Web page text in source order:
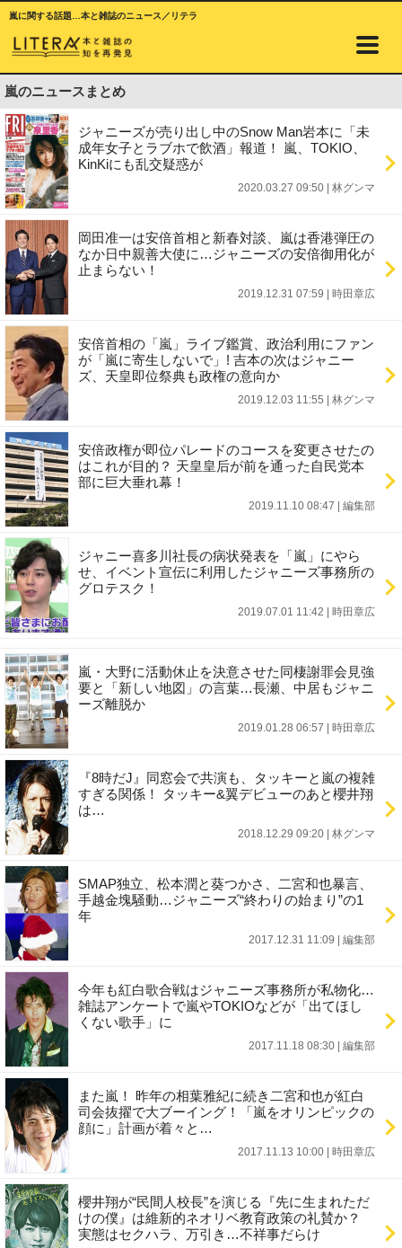
嵐に関する話題…本と雑誌のニュース／リテラ
嵐のニュースまとめ
ジャニーズが売り出し中のSnow Man岩本に「未
成年女子とラブホで飲酒」報道！ 嵐、TOKIO、
KinKiにも乱交疑惑が
2020.03.27 09:50 林グンマ
岡田准一は安倍首相と新春対談、嵐は香港弾圧の
なか日中親善大使に…ジャニーズの安倍御用化が
止まらない！
2019.12.31 07:59 時田章広
安倍首相の「嵐」ライブ鑑賞、政治利用にファン
が「嵐に寄生しないで」! 吉本の次はジャニー
ズ、天皇即位祭典も政権の意向か
2019.12.03 11:55 林グンマ
安倍政権が即位パレードのコースを変更させたの
はこれが目的？ 天皇皇后が前を通った自民党本
部に巨大垂れ幕！
2019.11.10 08:47 編集部
ジャニー喜多川社長の病状発表を「嵐」にやら
せ、イベント宣伝に利用したジャニーズ事務所の
グロテスク！
2019.07.01 11:42 時田章広
嵐・大野に活動休止を決意させた同棲謝罪会見強
要と「新しい地図」の言葉…長瀬、中居もジャニ
ーズ離脱か
2019.01.28 06:57 時田章広
『8時だJ』同窓会で共演も、タッキーと嵐の複雑
すぎる関係！ タッキー&翼デビューのあと櫻井翔
は…
2018.12.29 09:20 林グンマ
SMAP独立、松本潤と葵つかさ、二宮和也暴言、
手越金塊騒動…ジャニーズ“終わりの始まり”の1
年
2017.12.31 11:09 編集部
今年も紅白歌合戦はジャニーズ事務所が私物化…
雑誌アンケートで嵐やTOKIOなどが「出てほし
くない歌手」に
2017.11.18 08:30 編集部
また嵐！ 昨年の相葉雅紀に続き二宮和也が紅白
司会抜擢で大ブーイング！「嵐をオリンピックの
顔に」計画が着々と…
2017.11.13 10:00 時田章広
櫻井翔が“民間人校長”を演じる『先に生まれただ
けの僕』は維新的ネオリベ教育政策の礼賛か？
実態はセクハラ、万引き…不祥事だらけ